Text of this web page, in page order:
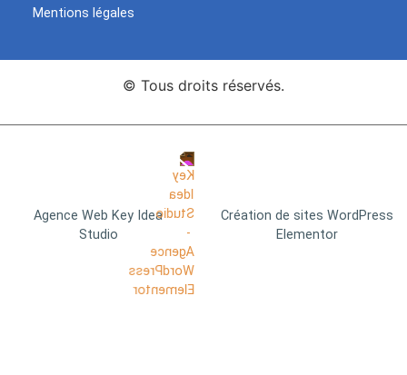
Mentions légales
© Tous droits réservés.
Agence Web Key Idea
Studio
Création de sites WordPress
Elementor